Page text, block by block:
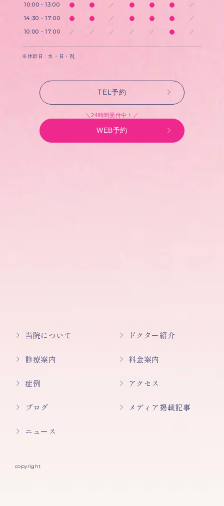
10:00 - 13:00 ／ ／
14:30 - 17:00 ／ ／
10:00 - 17:00 ／ ／ ／ ／ ／ ／
※休診日 : 水・日・祝
TEL予約
＼24時間受付中！／
WEB予約
当院について ドクター紹介
診療案内 料金案内
症例 アクセス
ブログ メディア掲載記事
ニュース
copyright